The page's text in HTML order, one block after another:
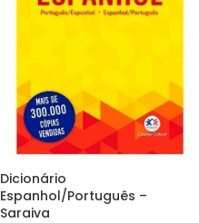
Dicionário
Espanhol/Português –
Saraiva